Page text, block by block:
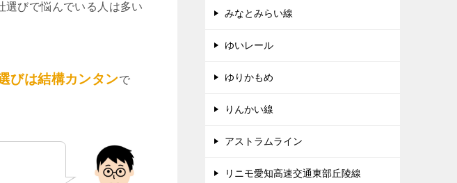
選びで悩んでいる人は多い
びは結構カンタンで
みなとみらい線
ゆいレール
ゆりかもめ
りんかい線
アストラムライン
リニモ愛知高速交通東部丘陵線